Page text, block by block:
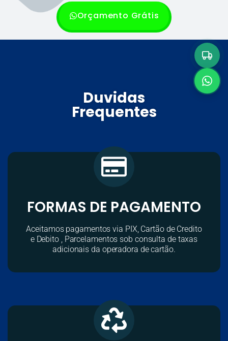
Orçamento Grátis
Duvidas
Frequentes
FORMAS DE PAGAMENTO
Aceitamos pagamentos via PIX, Cartão de Credito
e Debito , Parcelamentos sob consulta de taxas
adicionais da operadora de cartão.